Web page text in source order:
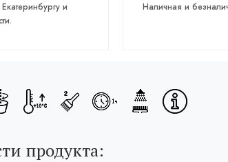
и
Наличная и
продукта: